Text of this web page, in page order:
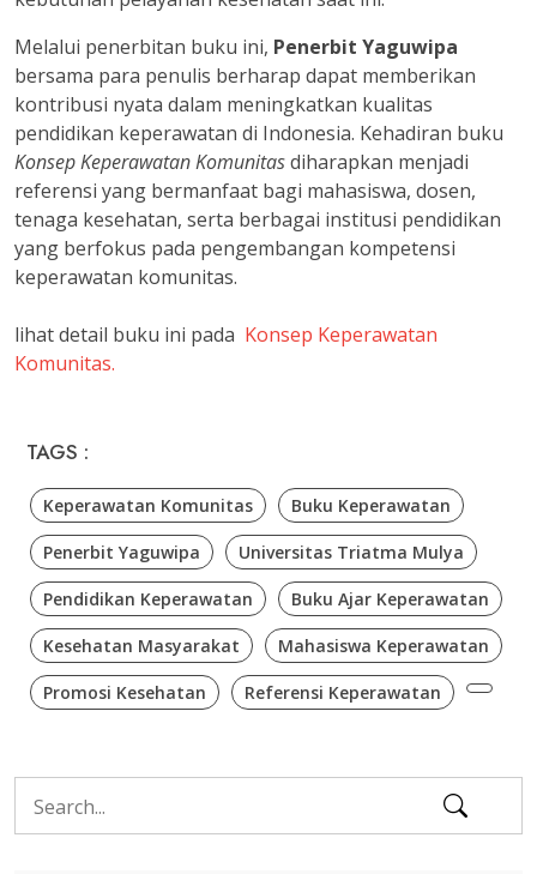
Melalui penerbitan buku ini, Penerbit Yaguwipa
bersama para penulis berharap dapat memberikan
kontribusi nyata dalam meningkatkan kualitas
pendidikan keperawatan di Indonesia. Kehadiran buku
Konsep Keperawatan Komunitasdiharapkan menjadi
referensi yang bermanfaat bagi mahasiswa, dosen,
tenaga kesehatan, serta berbagai institusi pendidikan
yang berfokus pada pengembangan kompetensi
keperawatan komunitas.
lihat detail buku ini pada Konsep Keperawatan
Komunitas.
TAGS :
Keperawatan Komunitas Buku Keperawatan
Penerbit Yaguwipa Universitas Triatma Mulya
Pendidikan Keperawatan Buku Ajar Keperawatan
Kesehatan Masyarakat Mahasiswa Keperawatan
Promosi Kesehatan Referensi Keperawatan